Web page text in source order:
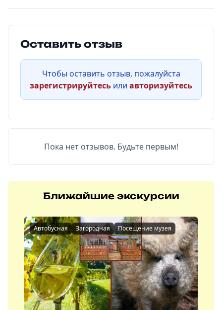
Оставить отзыв
Чтобы оставить отзыв, пожалуйста
зарегистрируйтесь или авторизуйтесь
Пока нет отзывов. Будьте первым!
Ближайшие экскурсии
Автобусная Загородная Посещение музея